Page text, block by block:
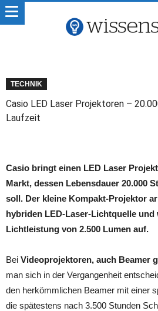
TECHNIK
Casio LED Laser Projektoren –
Laufzeit
Casio bringt einen LED Laser
Markt, dessen Lebensdauer 20.000
soll. Der kleine Kompakt-Projektor
hybriden LED-Laser-Lichtquelle und
Lichtleistung von 2.500 Lumen auf.
Bei Videoprojektoren, auch Beamer
man sich in der Vergangenheit
den herkömmlichen Beamer mit einer
die spätestens nach 3.500 Stunden